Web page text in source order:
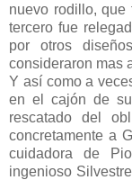
nuevo rodillo,
tercero fue
por otros
consideraron mas
Y así como a
en el cajón de
rescatado del
concretamente a
cuidadora de
ingenioso